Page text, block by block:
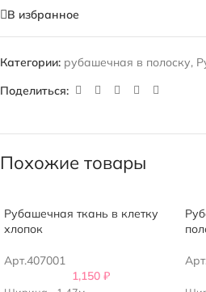
В избранное
Категории: рубашечная в полоску,
Поделиться:
Похожие товары
Рубашечная ткань в клетку
хлопок
Арт.407001
1,150 ₽